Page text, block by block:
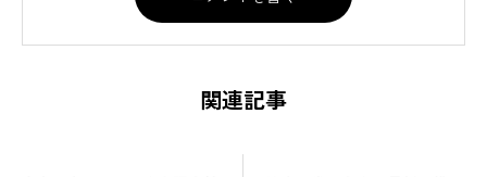
関連記事